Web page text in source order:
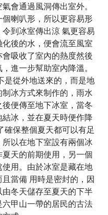
會通過風洞傳出室外。
個喇叭形，所以更容易形
令到冰室傳出涼 氣更容易
後的水，便會流至風室
吸收了室內的熱度然後
進一步幫助室內降溫。
是從外地送來的，而是地
冰方式來制作的，雨水
便傳至地下冰室，當冬
冰，並在夏天時便作降
確保整個夏天都可以有足
以在地下室設有兩個冰
天的前期使用，另一個
使用。由於冰室是藏在地
當備 用時是密封的，因
由冬天儲存至夏天的下半
甲山一帶的居民的古法